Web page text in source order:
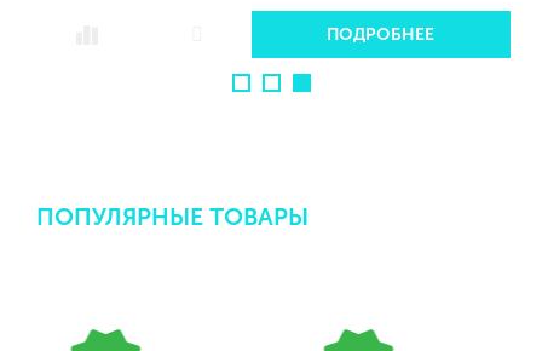
ПОДРОБНЕЕ
ПОПУЛЯРНЫЕ ТОВАРЫ